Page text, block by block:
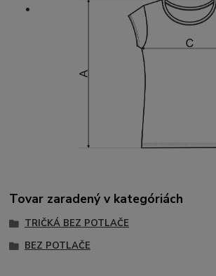
Tovar zaradený v kategóriách
TRIČKÁ BEZ POTLAČE
BEZ POTLAČE